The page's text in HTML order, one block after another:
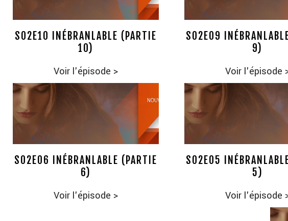
S02E10 INÉBRANLABLE (PARTIE
10)
Voir l'épisode >
S02E09
9)
Voir l'épisode
S02E06 INÉBRANLABLE (PARTIE
6)
Voir l'épisode >
S02E05
5)
Voir l'épisode